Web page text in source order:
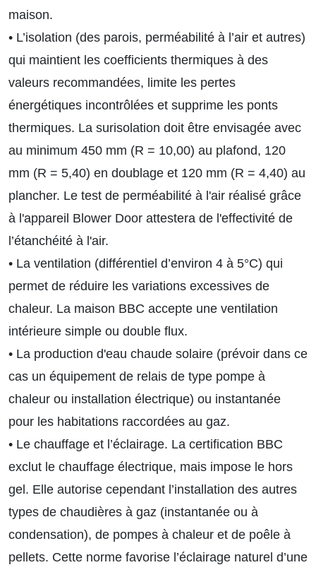
maison.
• L’isolation (des parois, perméabilité à l’air et autres)
qui maintient les coefficients thermiques à des
valeurs recommandées, limite les pertes
énergétiques incontrôlées et supprime les ponts
thermiques. La surisolation doit être envisagée avec
au minimum 450 mm (R = 10,00) au plafond, 120
mm (R = 5,40) en doublage et 120 mm (R = 4,40) au
plancher. Le test de perméabilité à l'air réalisé grâce
à l'appareil Blower Door attestera de l'effectivité de
l’étanchéité à l'air.
• La ventilation (différentiel d’environ 4 à 5°C) qui
permet de réduire les variations excessives de
chaleur. La maison BBC accepte une ventilation
intérieure simple ou double flux.
• La production d'eau chaude solaire (prévoir dans ce
cas un équipement de relais de type pompe à
chaleur ou installation électrique) ou instantanée
pour les habitations raccordées au gaz.
• Le chauffage et l’éclairage. La certification BBC
exclut le chauffage électrique, mais impose le hors
gel. Elle autorise cependant l’installation des autres
types de chaudières à gaz (instantanée ou à
condensation), de pompes à chaleur et de poêle à
pellets. Cette norme favorise l’éclairage naturel d’une